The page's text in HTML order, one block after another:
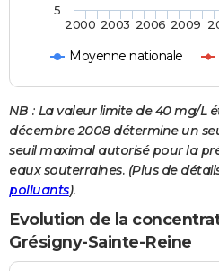
Moyenne nationale
2000 2003 2006 2009
5
NB : La valeur limite de 40 mg/L
décembre 2008 détermine un
seuil maximal autorisé pour la
eaux souterraines. (Plus de
polluants).
Evolution de la
Grésigny-Sainte-Reine